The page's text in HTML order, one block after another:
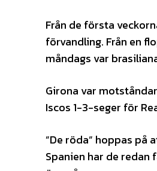
Från de första
förvandling. Från en
måndags var
Girona var
Iscos 1-3-seger för
”De röda” hoppas
Spanien har de